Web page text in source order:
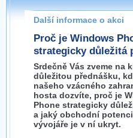
prosím neváhejte nás
brno@wug.cz
Další informace o akci
Proč je Windows
strategicky důležitá
Srdečně Vás zveme na
důležitou přednášku,
našeho vzácného
hosta dozvíte, proč je
Phone strategicky
a jaký obchodní
vývojáře je v ní ukryt.